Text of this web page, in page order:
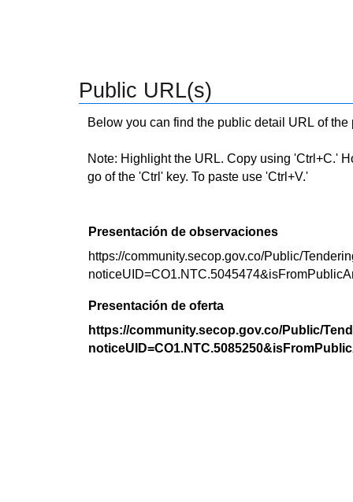
Public URL(s)
Below you can find the public detail URL of
Note: Highlight the URL. Copy using 'Ctrl+C.'
go of the 'Ctrl' key. To paste use 'Ctrl+V.'
Presentación de observaciones
https://community.secop.gov.co/Public/
Presentación de oferta
https://community.secop.gov.co/Public/